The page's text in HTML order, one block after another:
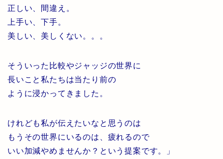
正しい、間違え。
上手い、下手。
美しい、美しくない。。。
そういった比較やジャッジの世界に
長いこと私たちは当たり前の
ように浸かってきました。
けれども私が伝えたいなと思うのは
もうその世界にいるのは、疲れるので
いい加減やめませんか？という提案です。」